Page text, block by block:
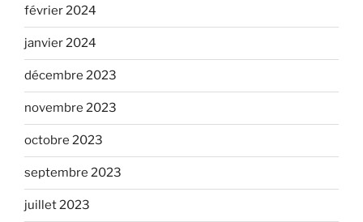
février 2024
janvier 2024
décembre 2023
novembre 2023
octobre 2023
septembre 2023
juillet 2023